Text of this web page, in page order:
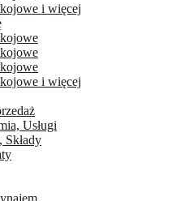
i więcej
i więcej
Usługi
Składy